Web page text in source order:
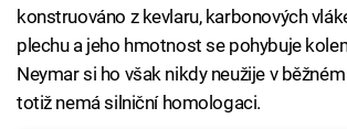
konstruováno z kevlaru, karbonových
plechu a jeho hmotnost se pohybuje
Neymar si ho však nikdy neužije v
totiž nemá silniční homologaci.